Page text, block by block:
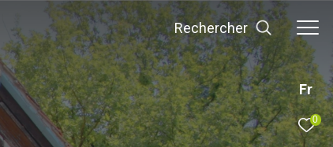
Fr
0
rechercher